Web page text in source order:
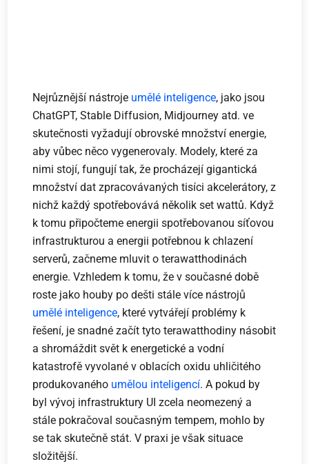
Nejrůznější nástroje umělé inteligence, jako jsou
ChatGPT, Stable Diffusion, Midjourney atd. ve
skutečnosti vyžadují obrovské množství energie,
aby vůbec něco vygenerovaly. Modely, které za
nimi stojí, fungují tak, že procházejí gigantická
množství dat zpracovávaných tisíci akcelerátory, z
nichž každý spotřebovává několik set wattů. Když
k tomu připočteme energii spotřebovanou síťovou
infrastrukturou a energii potřebnou k chlazení
serverů, začneme mluvit o terawatthodinách
energie. Vzhledem k tomu, že v současné době
roste jako houby po dešti stále více nástrojů
umělé inteligence, které vytvářejí problémy k
řešení, je snadné začít tyto terawatthodiny násobit
a shromáždit svět k energetické a vodní
katastrofě vyvolané v oblacích oxidu uhličitého
produkovaného umělou inteligencí. A pokud by
byl vývoj infrastruktury UI zcela neomezený a
stále pokračoval současným tempem, mohlo by
se tak skutečně stát. V praxi je však situace
složitější.